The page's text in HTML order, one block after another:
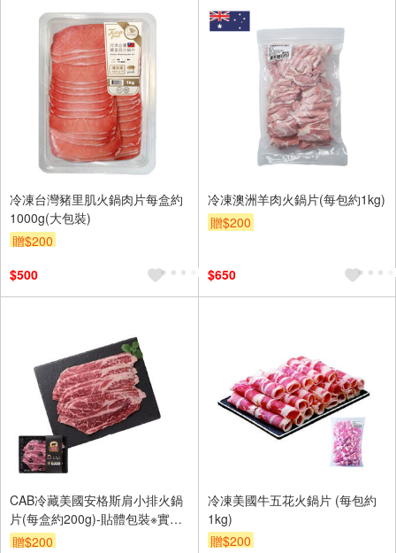
冷凍台灣豬里肌火鍋肉片每盒約
1000g(大包裝)
贈$200
$500
冷凍澳洲羊肉火鍋片(每包約1kg)
贈$200
$650
CAB冷藏美國安格斯肩小排火鍋
片(每盒約200g)-貼體包裝※實際
到貨效期約4天以上
贈$200
冷凍美國牛五花火鍋片 (每包約
1kg)
贈$200